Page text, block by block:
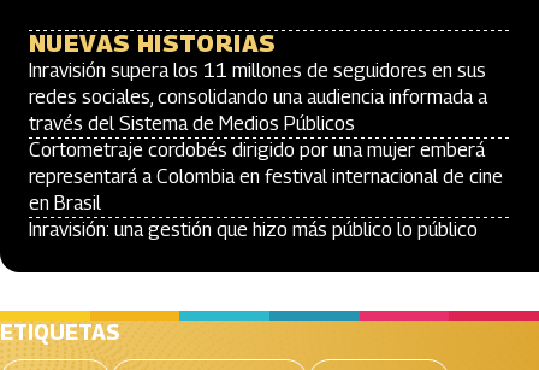
NUEVAS HISTORIAS
Inravisión supera los 11 millones de seguidores en sus
redes sociales, consolidando una audiencia informada a
través del Sistema de Medios Públicos
Cortometraje cordobés dirigido por una mujer emberá
representará a Colombia en festival internacional de cine
en Brasil
Inravisión: una gestión que hizo más público lo público
ETIQUETAS